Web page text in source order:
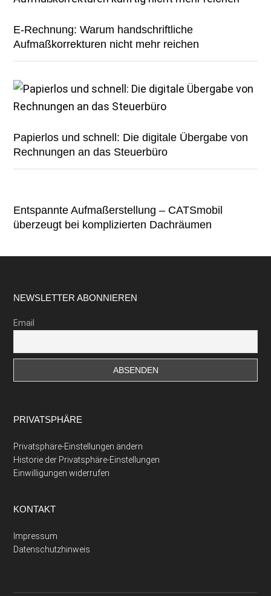
E-Rechnung: Warum handschriftliche
Aufmaßkorrekturen nicht mehr reichen
Papierlos und schnell: Die digitale Übergabe von
Rechnungen an das Steuerbüro
Entspannte Aufmaßerstellung – CATSmobil
überzeugt bei komplizierten Dachräumen
Footer
NEWSLETTER ABONNIEREN
Email
PRIVATSPHÄRE
Privatsphäre-Einstellungen ändern
Historie der Privatsphäre-Einstellungen
Einwilligungen widerrufen
KONTAKT
Impressum
Datenschutzhinweis